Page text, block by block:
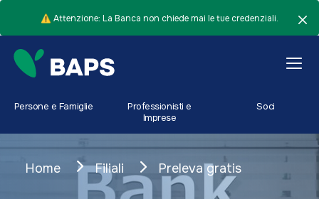
⚠️ Attenzione: La Banca non chiede mai le tue credenziali.
Persone e Famiglie
Professionisti e
Imprese
Soci
Home Filiali Preleva gratis